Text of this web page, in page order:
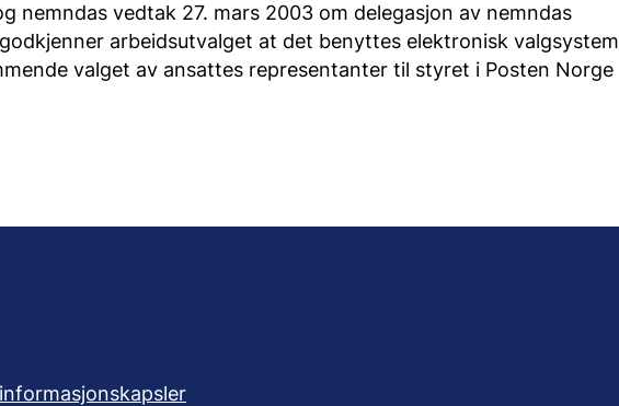
nemndas vedtak 27. mars 2003 om delegasjon av nemndas
arbeidsutvalget at det benyttes elektronisk valgsystem
valget av ansattes representanter til styret i Posten Norge